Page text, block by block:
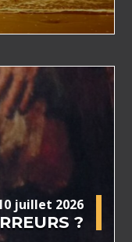
juillet 2026
?